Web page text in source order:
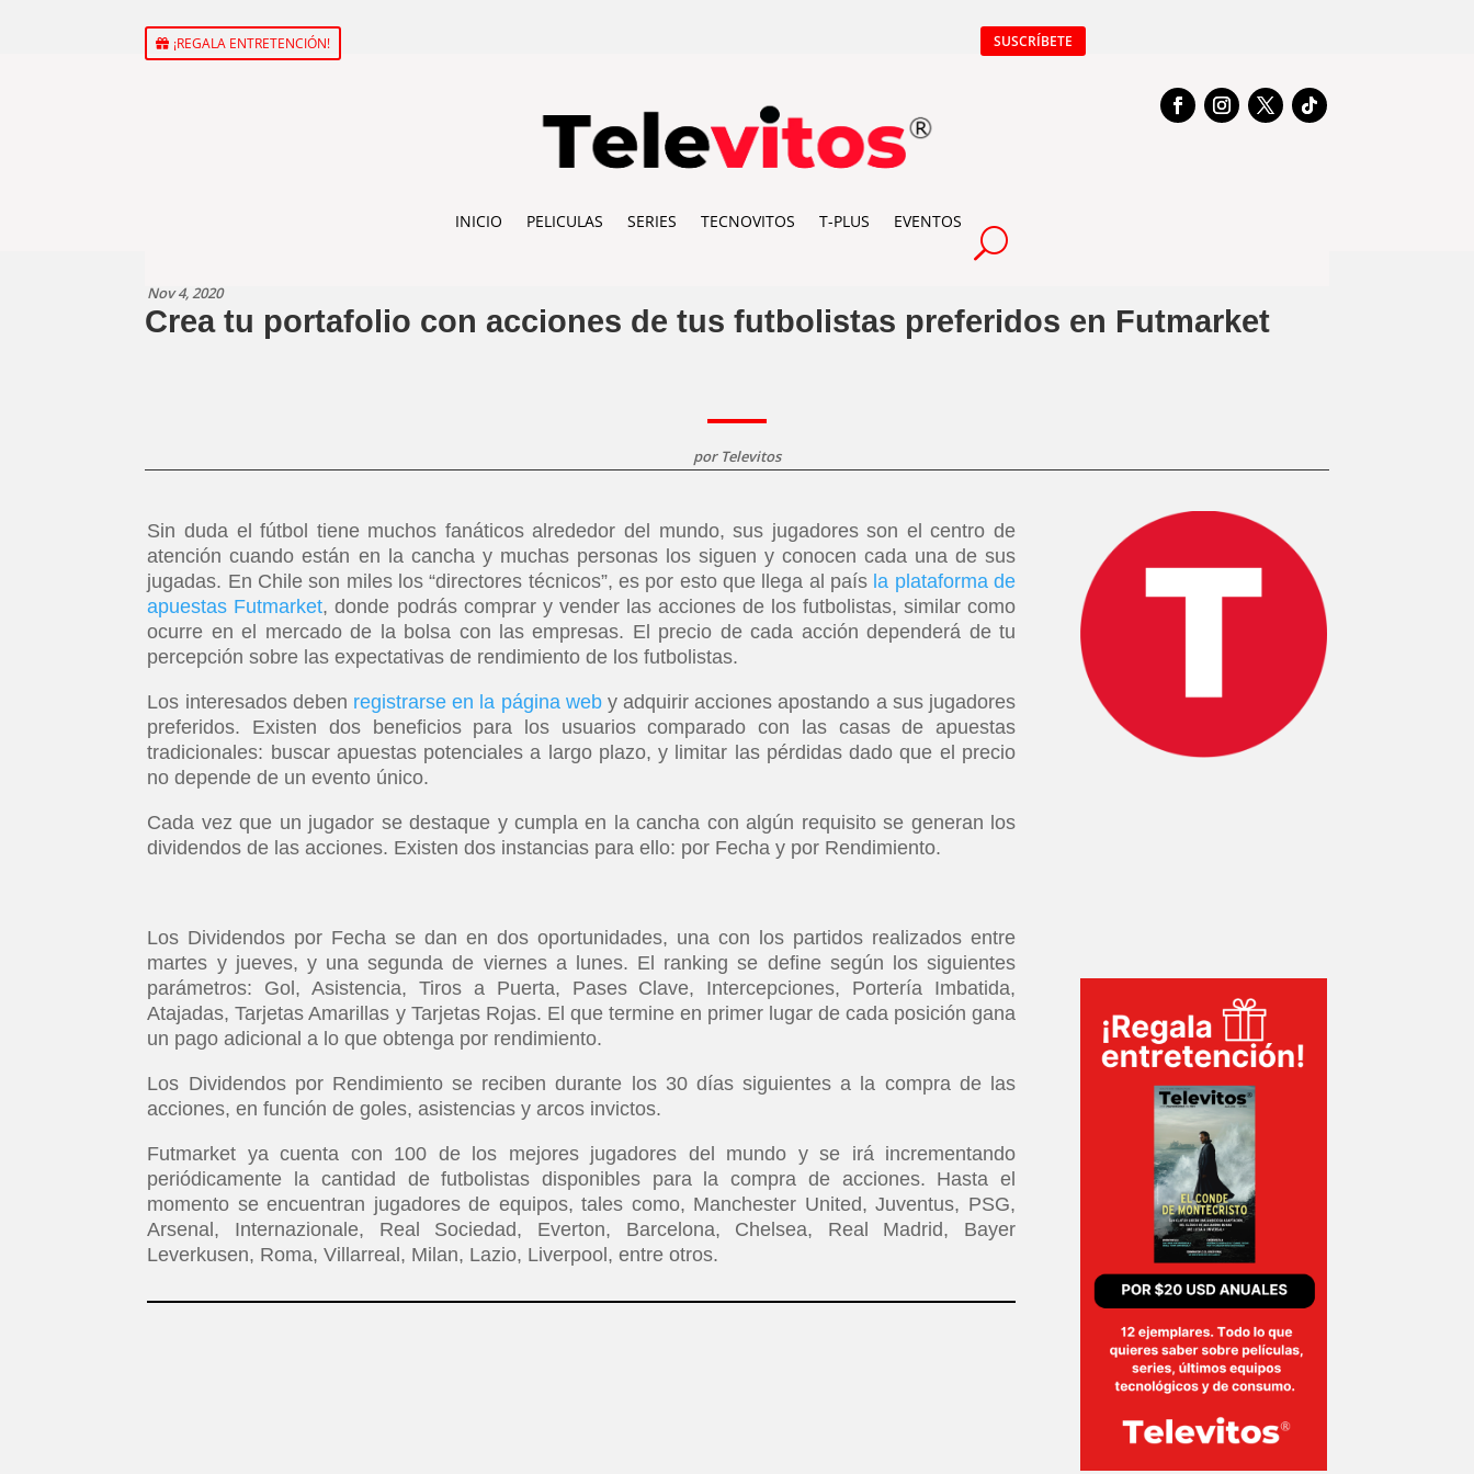
¡REGALA ENTRETENCIÓN! SUSCRÍBETE
INICIO PELICULAS SERIES TECNOVITOS T-PLUS EVENTOS
Nov 4, 2020
Crea tu portafolio con acciones de tus futbolistas preferidos en Futmarket
por Televitos
Sin duda el fútbol tiene muchos fanáticos alrededor del mundo, sus jugadores son el centro de
atención cuando están en la cancha y muchas personas los siguen y conocen cada una de sus
jugadas. En Chile son miles los “directores técnicos”, es por esto que llega al país la plataforma de
apuestas Futmarket, donde podrás comprar y vender las acciones de los futbolistas, similar como
ocurre en el mercado de la bolsa con las empresas. El precio de cada acción dependerá de tu
percepción sobre las expectativas de rendimiento de los futbolistas.
Los interesados deben registrarse en la página web y adquirir acciones apostando a sus jugadores
preferidos. Existen dos beneficios para los usuarios comparado con las casas de apuestas
tradicionales: buscar apuestas potenciales a largo plazo, y limitar las pérdidas dado que el precio
no depende de un evento único.
Cada vez que un jugador se destaque y cumpla en la cancha con algún requisito se generan los
dividendos de las acciones. Existen dos instancias para ello: por Fecha y por Rendimiento.
Los Dividendos por Fecha se dan en dos oportunidades, una con los partidos realizados entre
martes y jueves, y una segunda de viernes a lunes. El ranking se define según los siguientes
parámetros: Gol, Asistencia, Tiros a Puerta, Pases Clave, Intercepciones, Portería Imbatida,
Atajadas, Tarjetas Amarillas y Tarjetas Rojas. El que termine en primer lugar de cada posición gana
un pago adicional a lo que obtenga por rendimiento.
Los Dividendos por Rendimiento se reciben durante los 30 días siguientes a la compra de las
acciones, en función de goles, asistencias y arcos invictos.
Futmarket ya cuenta con 100 de los mejores jugadores del mundo y se irá incrementando
periódicamente la cantidad de futbolistas disponibles para la compra de acciones. Hasta el
momento se encuentran jugadores de equipos, tales como, Manchester United, Juventus, PSG,
Arsenal, Internazionale, Real Sociedad, Everton, Barcelona, Chelsea, Real Madrid, Bayer
Leverkusen, Roma, Villarreal, Milan, Lazio, Liverpool, entre otros.